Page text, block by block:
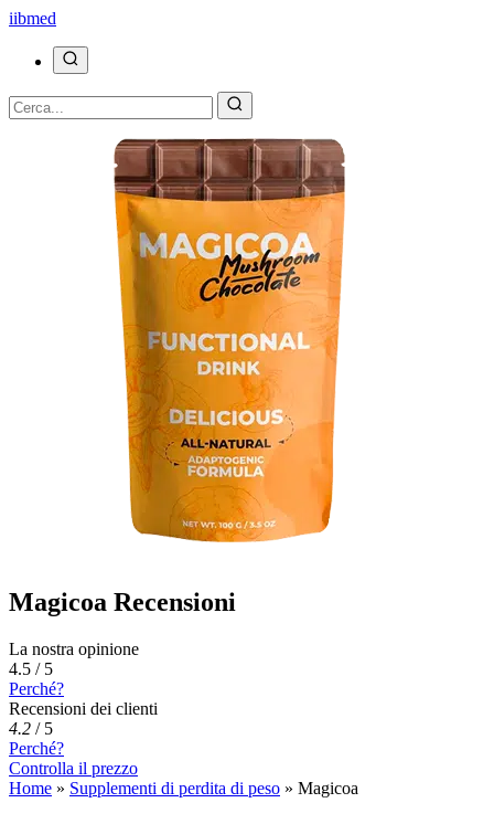
iibmed
Magicoa Recensioni
La nostra opinione
4.5 / 5
Perché?
Recensioni dei clienti
4.2 / 5
Perché?
Controlla il prezzo
Home » Supplementi di perdita di peso » Magicoa